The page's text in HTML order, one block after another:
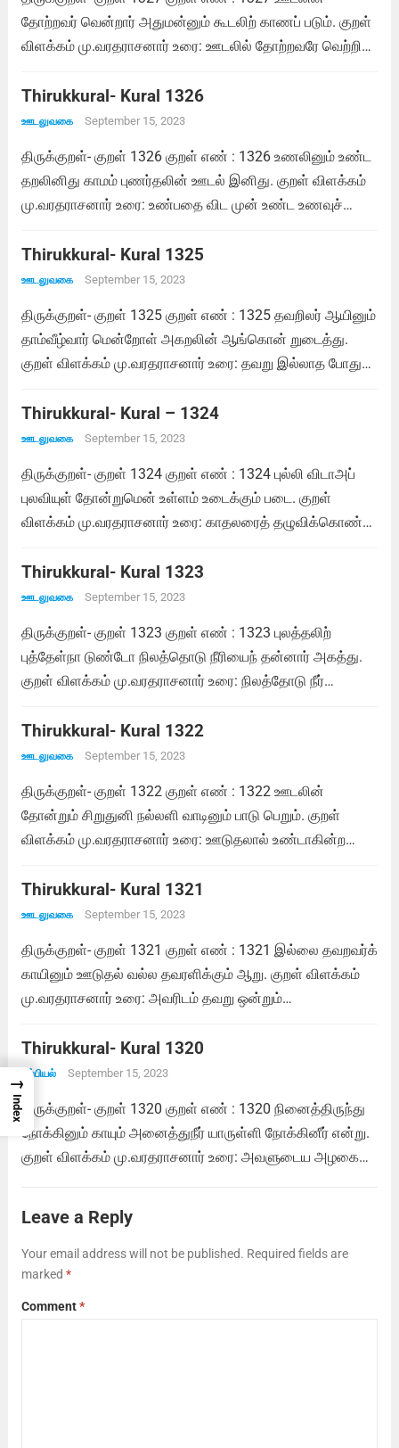
தோற்றவர் வென்றார் அதுமன்னும் கூடலிற் காணப் படும். குறள்
விளக்கம் மு.வரதராசனார் உரை: ஊடலில் தோற்றவரே வெற்றி
நிலையில் காணப்படும். சாலமன் பாப்பையா உரை: ஊடலில்
தோற்றவரே வெற்றி பெற்றவர் ஆவார்; அந்த வெற்றியைக்...
Thirukkural- Kural 1326
ஊடலுவகை September 15, 2023
திருக்குறள்- குறள் 1326 குறள் எண் : 1326 உணலினும் உண்ட
தறலினிது காமம் புணர்தலின் ஊடல் இனிது. குறள் விளக்கம்
மு.வரதராசனார் உரை: உண்பதை விட முன் உண்ட உணவுச்
ஊடுதல் இன்பமானது. சாலமன் பாப்பையா உரை: உண்பதைவிட
உண்டது செரிப்பது இனியது; அதுபோலக், கூடிக் கலப்பதை...
Thirukkural- Kural 1325
ஊடலுவகை September 15, 2023
திருக்குறள்- குறள் 1325 குறள் எண் : 1325 தவறிலர் ஆயினும்
தாம்வீழ்வார் மென்றோள் அகறலின் ஆங்கொன் றுடைத்து.
குறள் விளக்கம் மு.வரதராசனார் உரை: தவறு இல்லாத போதும்
தோள்களை நீங்கி இருக்கும் போது ஓர் இன்பம் உள்ளது.
சாலமன் பாப்பையா உரை: ஆண்கள் மீது தவறு...
Thirukkural- Kural – 1324
ஊடலுவகை September 15, 2023
திருக்குறள்- குறள் 1324 குறள் எண் : 1324 புல்லி விடாஅப்
புலவியுள் தோன்றுமென் உள்ளம் உடைக்கும் படை. குறள்
விளக்கம் மு.வரதராசனார் உரை: காதலரைத் தழுவிக்கொண்டு
உள்ளத்தை உடைக்க வல்ல படை தோன்றுகிறது. சாலமன்
பாப்பையா உரை: என்னவரைத் தழுவிக் கொண்டு, விடாமல்
more
Thirukkural- Kural 1323
ஊடலுவகை September 15, 2023
திருக்குறள்- குறள் 1323 குறள் எண் : 1323 புலத்தலிற்
புத்தேள்நா டுண்டோ நிலத்தொடு நீரியைந் தன்னார் அகத்து.
குறள் விளக்கம் மு.வரதராசனார் உரை: நிலத்தோடு நீர்
ஊடுவதை விட இன்பம் தருகின்ற தேவருலம் இருக்கின்றதோ.
சாலமன் பாப்பையா உரை: நிலத்தோடு நீர் கலந்தாற்போன்ற
Thirukkural- Kural 1322
ஊடலுவகை September 15, 2023
திருக்குறள்- குறள் 1322 குறள் எண் : 1322 ஊடலின்
தோன்றும் சிறுதுனி நல்லளி வாடினும் பாடு பெறும். குறள்
விளக்கம் மு.வரதராசனார் உரை: ஊடுதலால் உண்டாகின்ற
காரணமாக இருந்தாலும் பெருமை பெறும். சாலமன் பாப்பையா
உரை: ஊடல் காரணமாக என்னிடம் தோன்றும் சிறு
Thirukkural- Kural 1321
ஊடலுவகை September 15, 2023
திருக்குறள்- குறள் 1321 குறள் எண் : 1321 இல்லை தவறவர்க்
காயினும் ஊடுதல் வல்ல தவரளிக்கும் ஆறு. குறள் விளக்கம்
மு.வரதராசனார் உரை: அவரிடம் தவறு ஒன்றும்
அன்பு செலுத்துமாறு செய்ய வல்லது. சாலமன் பாப்பையா உரை:
அவரிடம் தவறே இல்லை என்றாலும், அவர் என்னிடம்...
more
Thirukkural- Kural 1320
கற்பியல் September 15, 2023
திருக்குறள்- குறள் 1320 குறள் எண் : 1320 நினைத்திருந்து
நோக்கினும் காயும் அனைத்துநீர் யாருள்ளி நோக்கினீர் என்று.
குறள் விளக்கம் மு.வரதராசனார் உரை: அவளுடைய அழகை
கொள்வாள். சாலமன் பாப்பையா உரை: என் பேச்சிலும்,
செயலிலும் அவள்...Read more
Leave a Reply
Your email address will not be published. Required fields are
marked *
Comment*
→
Index